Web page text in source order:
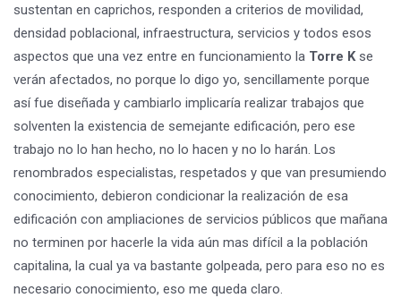
sustentan en caprichos, responden a criterios de movilidad,
densidad poblacional, infraestructura, servicios y todos esos
aspectos que una vez entre en funcionamiento la Torre Kse
verán afectados, no porque lo digo yo, sencillamente porque
así fue diseñada y cambiarlo implicaría realizar trabajos que
solventen la existencia de semejante edificación, pero ese
trabajo no lo han hecho, no lo hacen y no lo harán. Los
renombrados especialistas, respetados y que van presumiendo
conocimiento, debieron condicionar la realización de esa
edificación con ampliaciones de servicios públicos que mañana
no terminen por hacerle la vida aún mas difícil a la población
capitalina, la cual ya va bastante golpeada, pero para eso no es
necesario conocimiento, eso me queda claro.